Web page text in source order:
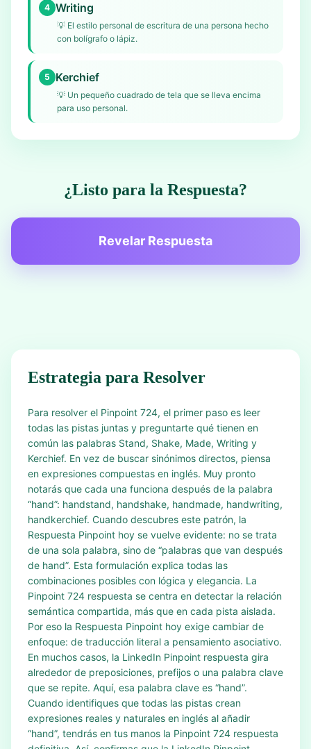
4 Writing
💡 El estilo personal de escritura de una persona hecho
con bolígrafo o lápiz.
5 Kerchief
💡 Un pequeño cuadrado de tela que se lleva encima
para uso personal.
¿Listo para la Respuesta?
Revelar Respuesta
Estrategia para Resolver
Para resolver el Pinpoint 724, el primer paso es leer
todas las pistas juntas y preguntarte qué tienen en
común las palabras Stand, Shake, Made, Writing y
Kerchief. En vez de buscar sinónimos directos, piensa
en expresiones compuestas en inglés. Muy pronto
notarás que cada una funciona después de la palabra
“hand”: handstand, handshake, handmade, handwriting,
handkerchief. Cuando descubres este patrón, la
Respuesta Pinpoint hoy se vuelve evidente: no se trata
de una sola palabra, sino de “palabras que van después
de hand”. Esta formulación explica todas las
combinaciones posibles con lógica y elegancia. La
Pinpoint 724 respuesta se centra en detectar la relación
semántica compartida, más que en cada pista aislada.
Por eso la Respuesta Pinpoint hoy exige cambiar de
enfoque: de traducción literal a pensamiento asociativo.
En muchos casos, la LinkedIn Pinpoint respuesta gira
alrededor de preposiciones, prefijos o una palabra clave
que se repite. Aquí, esa palabra clave es “hand”.
Cuando identifiques que todas las pistas crean
expresiones reales y naturales en inglés al añadir
“hand”, tendrás en tus manos la Pinpoint 724 respuesta